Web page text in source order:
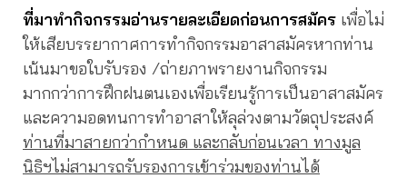
ที่มาทำกิจกรรมอ่านรายละเอียดก่อนการสมัคร เพื่อไม่
ให้เสียบรรยากาศการทำกิจกรรมอาสาสมัครหากท่าน
เน้นมาขอใบรับรอง /ถ่ายภาพรายงานกิจกรรม
มากกว่าการฝึกฝนตนเองเพื่อเรียนรู้การเป็นอาสาสมัคร
และความอดทนการทำอาสาให้ลุล่วงตามวัตถุประสงค์
ท่านที่มาสายกว่ากำหนด และกลับก่อนเวลา ทางมูล
นิธิฯไม่สามารถรับรองการเข้าร่วมของท่านได้